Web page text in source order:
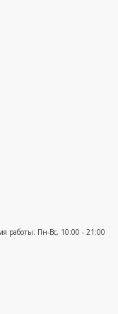
работы: Пн-Вс, 10:00 - 21:00